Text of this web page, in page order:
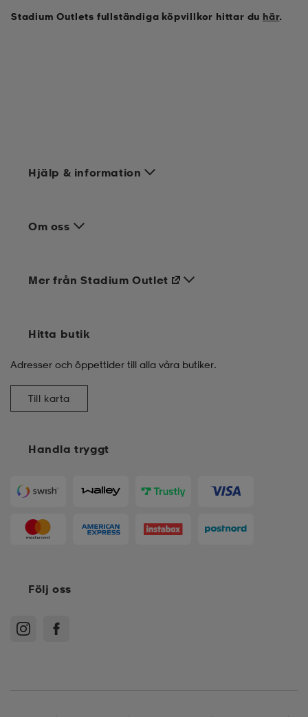
Stadium Outlets fullständiga köpvillkor hittar du här.
Hjälp & information
Om oss
Handla tryggt
Mer från Stadium Outlet
Hitta butik
Adresser och öppettider till alla våra butiker.
Till karta
Följ oss